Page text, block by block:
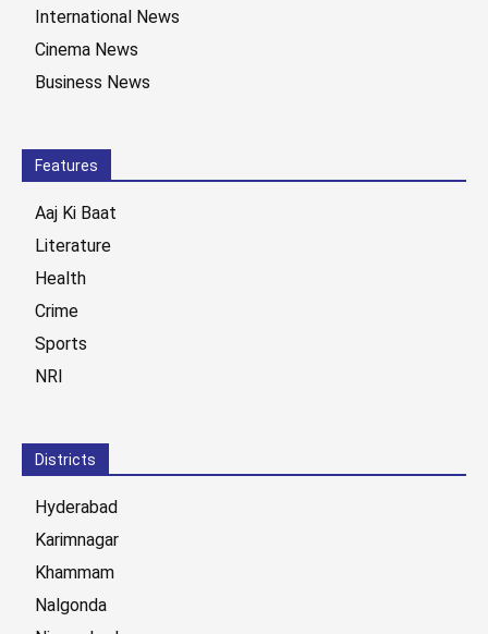
International News
Cinema News
Business News
Features
Aaj Ki Baat
Literature
Health
Crime
Sports
NRI
Districts
Hyderabad
Karimnagar
Khammam
Nalgonda